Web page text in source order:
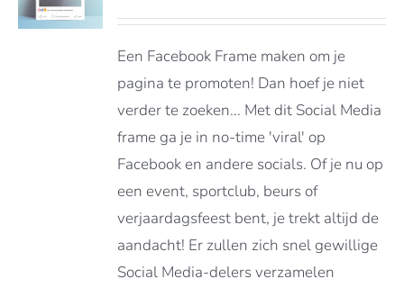
€119.00
Een Facebook Frame maken om je
pagina te promoten! Dan hoef je niet
verder te zoeken... Met dit Social Media
frame ga je in no-time 'viral' op
Facebook en andere socials. Of je nu op
een event, sportclub, beurs of
verjaardagsfeest bent, je trekt altijd de
aandacht! Er zullen zich snel gewillige
Social Media-delers verzamelen